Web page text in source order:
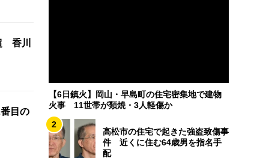
香川
目の
【6日鎮火】岡山・早島町の住宅密集地で建物
火事 11世帯が類焼・3人軽傷か
2
高松市の住宅で起きた強盗致傷事
件 近くに住む64歳男を指名手
配